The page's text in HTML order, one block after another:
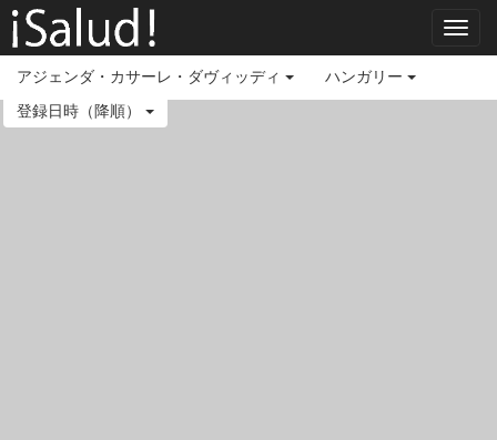
アジェンダ・カサーレ・ダヴィッディ
ハンガリー
登録日時（降順）